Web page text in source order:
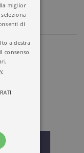
miglior
di
a destra
consenso